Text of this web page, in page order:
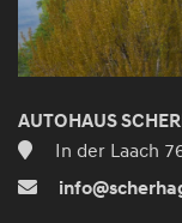
AUTOHAUS
In der Laach